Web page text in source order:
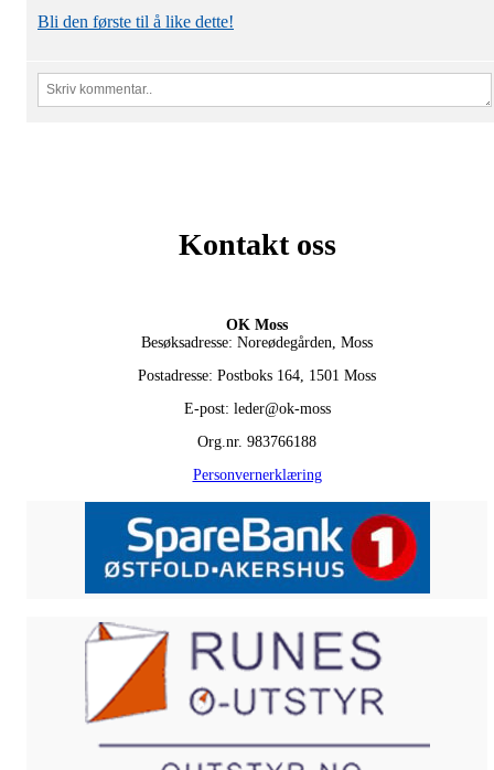
Bli den første til å like dette!
Kontakt oss
OK Moss
Besøksadresse: Noreødegården, Moss
Postadresse: Postboks 164, 1501 Moss
E-post: leder@ok-moss
Org.nr. 983766188
Personvernerklæring